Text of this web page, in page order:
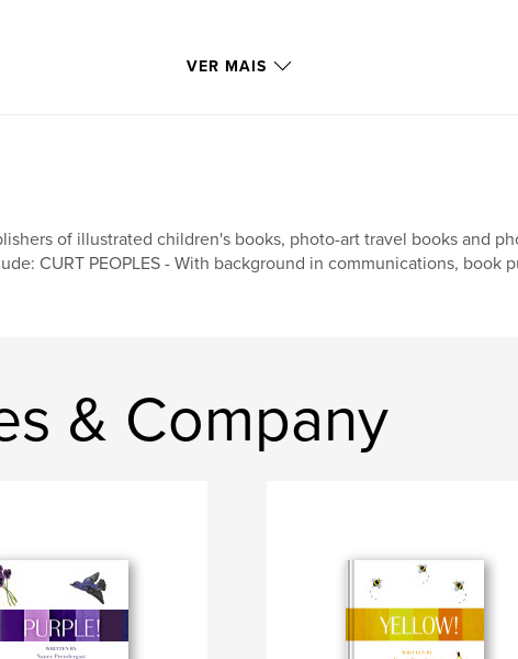
VER MAIS
of illustrated children's books, photo-art travel books and
CURT PEOPLES - With background in communications, book
& Company